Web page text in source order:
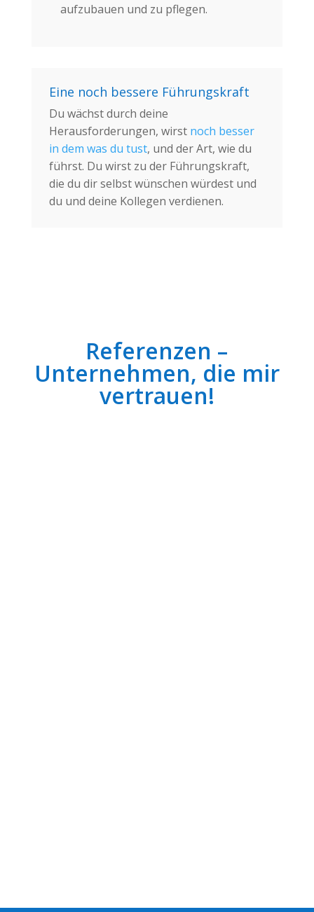
aufzubauen und zu pflegen.
Eine noch bessere Führungskraft
Du wächst durch deine
Herausforderungen, wirst noch besser
in dem was du tust, und der Art, wie du
führst. Du wirst zu der Führungskraft,
die du dir selbst wünschen würdest und
du und deine Kollegen verdienen.
Referenzen –
Unternehmen, die mir
vertrauen!